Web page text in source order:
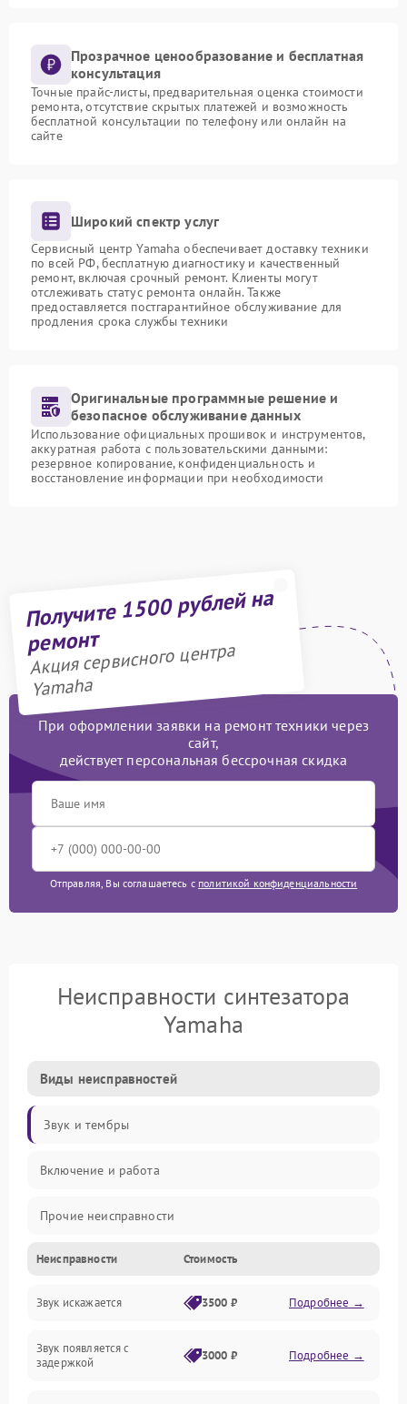
Прозрачное ценообразование и бесплатная
консультация
Точные прайс-листы, предварительная оценка стоимости
ремонта, отсутствие скрытых платежей и возможность
бесплатной консультации по телефону или онлайн на
сайте
Широкий спектр услуг
Сервисный центр Yamaha обеспечивает доставку техники
по всей РФ, бесплатную диагностику и качественный
ремонт, включая срочный ремонт. Клиенты могут
отслеживать статус ремонта онлайн. Также
предоставляется постгарантийное обслуживание для
продления срока службы техники
Оригинальные программные решение и
безопасное обслуживание данных
Использование официальных прошивок и инструментов,
аккуратная работа с пользовательскими данными:
резервное копирование, конфиденциальность и
восстановление информации при необходимости
Получите 1500 рублей на
ремонт
Акция сервисного центра
Yamaha
При оформлении заявки на ремонт техники через
сайт,
действует персональная бессрочная скидка
Отправляя, Вы соглашаетесь с политикой конфиденциальности
Неисправности синтезатора
Yamaha
Виды неисправностей
Звук и тембры
Включение и работа
Прочие неисправности
Управление и электроника
Клавиатура
Подключения и интерфейсы
Неисправности Стоимость
Звук искажается 3500 ₽ Подробнее →
Звук появляется с
задержкой
3000 ₽ Подробнее →